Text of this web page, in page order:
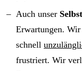
Auch unser
Erwartungen.
schnell
frustriert. Wir